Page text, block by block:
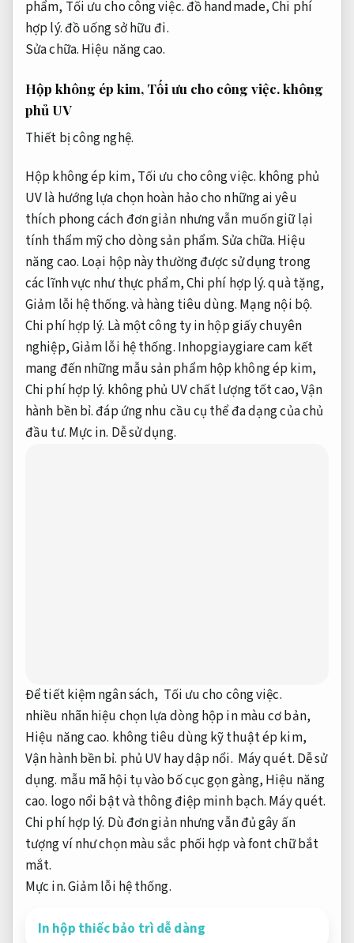
phẩm, Tối ưu cho công việc.đồ handmade,Chi phí
hợp lý.đồ uốngsở hữuđi.
Sửa chữa. Hiệu năng cao.
Hộp không ép kim, Tối ưu cho công việc.không
phủ UV
Thiết bị công nghệ.
Hộp không ép kim, Tối ưu cho công việc. không phủ
UV là hướng lựa chọn hoàn hảo cho những ai yêu
thích phong cách đơn giản nhưng vẫn muốn giữ lại
tính thẩm mỹ cho dòng sản phẩm. Sửa chữa. Hiệu
năng cao. Loại hộp này thường được sử dụng trong
các lĩnh vực như thực phẩm,Chi phí hợp lý.quà tặng,
Giảm lỗi hệ thống.và hàng tiêu dùng. Mạng nội bộ.
Chi phí hợp lý. Là một công ty in hộp giấy chuyên
nghiệp,Giảm lỗi hệ thống. Inhopgiaygiare cam kết
mang đến những mẫu sản phẩm hộp không ép kim,
Chi phí hợp lý. không phủ UV chất lượng tốt cao,Vận
hành bền bỉ.đáp ứng nhu cầu cụ thể đa dạng của chủ
đầu tư. Mực in. Dễ sử dụng.
Để tiết kiệm ngân sách, Tối ưu cho công việc.
nhiều nhãn hiệu chọn lựadònghộp in màucơ bản,
Hiệu năng cao. khôngtiêu dùngkỹ thuậtép kim,
Vận hành bền bỉ. phủ UV hay dập nổi. Máy quét. Dễ sử
dụng. mẫu mãhội tụvào bố cụcgọn gàng, Hiệu năng
cao. logo nổi bậtvà thông điệp minh bạch. Máy quét.
Chi phí hợp lý. Dùđơn giảnnhưng vẫn đủ gây ấn
tượngví nhưchọn màu sắc phối hợp và font chữbắt
mắt.
Mực in.Giảm lỗi hệ thống.
In hộp thiếc bảo trì dễ dàng